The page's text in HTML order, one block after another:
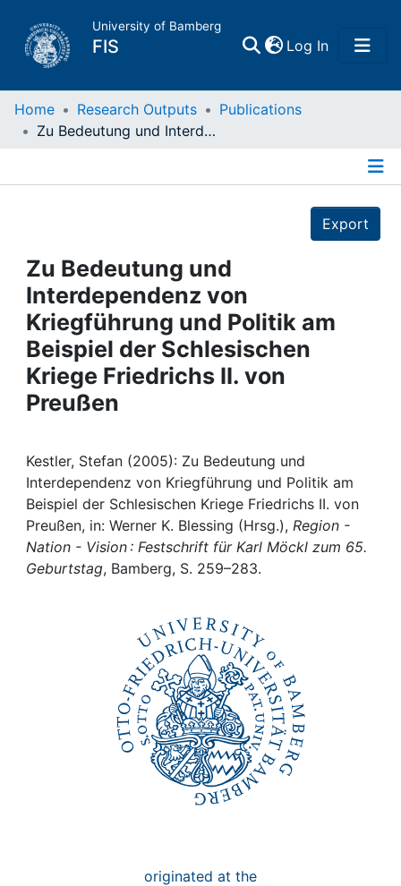
University of Bamberg
FIS Log In(current)
Home
Projects
People
Institutions
Awards
My FIS
Help
Home Research Outputs
Publications
Zu Bedeutung und Interdependenz von Kriegführung und Politik am Beispiel der Schlesischen Kriege Friedrichs II. von Preußen
Export
Zu Bedeutung und
Interdependenz von
Kriegführung und Politik am
Beispiel der Schlesischen
Kriege Friedrichs II. von
Preußen
Kestler, Stefan (2005): Zu Bedeutung und
Interdependenz von Kriegführung und Politik am
Beispiel der Schlesischen Kriege Friedrichs II. von
Preußen, in: Werner K. Blessing (Hrsg.), Region -
Nation - Vision : Festschrift für Karl Möckl zum 65.
Geburtstag, Bamberg, S. 259–283.
originated at the